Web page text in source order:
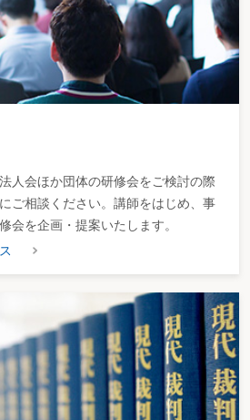
人会ほか団体の研修会をご検討の際
ご相談ください。講師をはじめ、事
会を企画・提案いたします。